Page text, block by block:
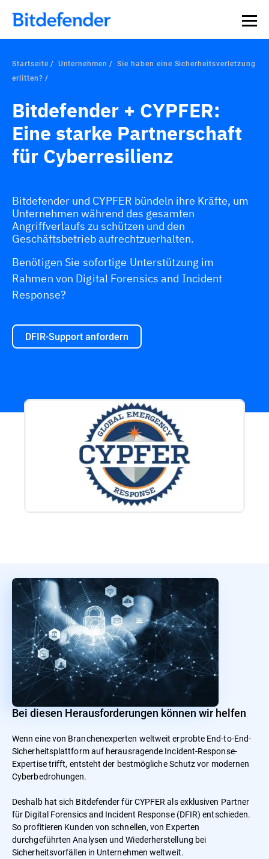
Startseite Unternehmen
Sie haben eine Sicherheitsverletzung
erlitten?
Bitdefender + CYPFER:
Eine starke Partnerschaft
für Cyberresilienz
Bitdefender und CYPFER bündeln ihre Kräfte, um
Unternehmen während des gesamten
Angriffverlaufs zu schützen und den
Geschäftsbetrieb aufrechtzuerhalten.
Benötigen Sie sofortige Unterstützung im
Rahmen von Digital Forensics and Incident
Response?
DFIR-Support anfordern
Bei diesen Herausforderungen können wir helfen
Wenn eine von Branchenexperten weltweit erprobte End-to-End-
Sicherheitsplattform auf herausragende Incident-Response-
Expertise trifft, entsteht der bestmögliche Schutz vor modernen
Cyberbedrohungen.
Deshalb hat sich Bitdefender für CYPFER als exklusiven Partner
für Digital Forensics and Incident Response (DFIR) entschieden.
So profitieren Kunden von schnellen, von Experten
durchgeführten Analysen und Wiederherstellung bei
Sicherheitsvorfällen in Unternehmen weltweit.